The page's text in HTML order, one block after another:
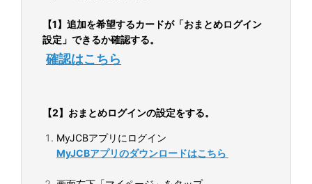
【1】追加を希望するカードが「おまとめログイン
設定」できるか確認する。
【2】おまとめログインの設定をする。
MyJCBアプリにログイン
MyJCBアプリのダウンロードはこちら